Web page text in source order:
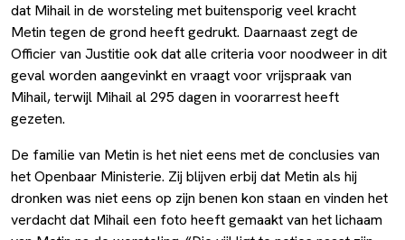
dat Mihail in de worsteling met buitensporig veel kracht
Metin tegen de grond heeft gedrukt. Daarnaast zegt de
Officier van Justitie ook dat alle criteria voor noodweer in dit
geval worden aangevinkt en vraagt voor vrijspraak van
Mihail, terwijl Mihail al 295 dagen in voorarrest heeft
gezeten.
De familie van Metin is het niet eens met de conclusies van
het Openbaar Ministerie. Zij blijven erbij dat Metin als hij
dronken was niet eens op zijn benen kon staan en vinden het
verdacht dat Mihail een foto heeft gemaakt van het lichaam